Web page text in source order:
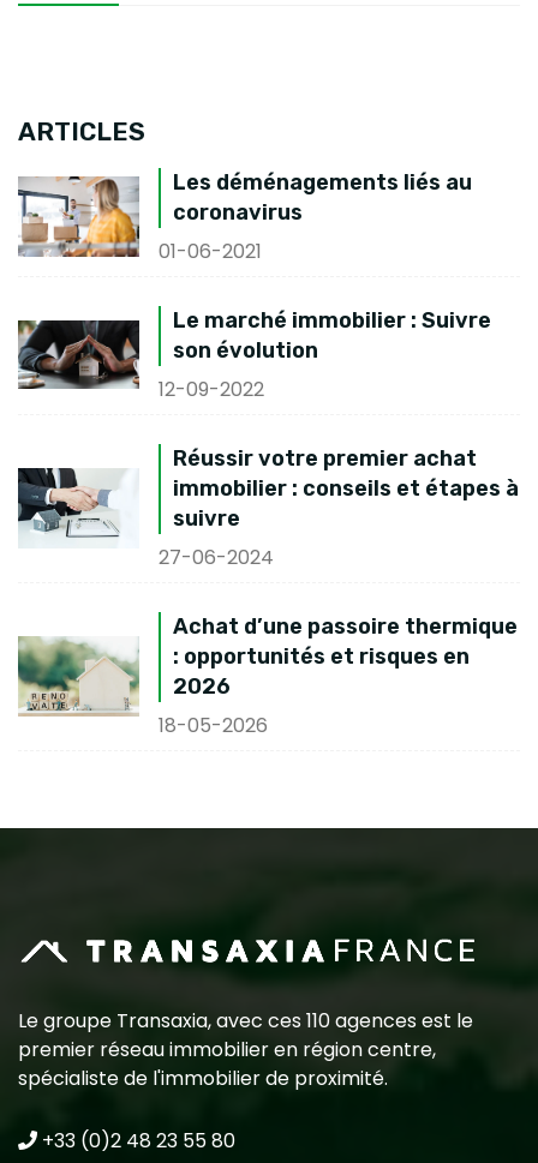
ARTICLES
Les déménagements liés au
coronavirus
01-06-2021
Le marché immobilier : Suivre
son évolution
12-09-2022
Réussir votre premier achat
immobilier : conseils et étapes à
suivre
27-06-2024
Achat d’une passoire thermique
: opportunités et risques en
2026
18-05-2026
Le groupe Transaxia, avec ces 110 agences est le
premier réseau immobilier en région centre,
spécialiste de l'immobilier de proximité.
+33 (0)2 48 23 55 80